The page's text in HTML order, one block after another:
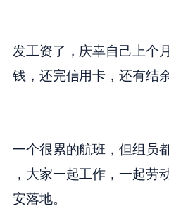
发工资了，庆幸自己上个
钱，还完信用卡，还有结余
一个很累的航班，但组员
，大家一起工作，一起劳
安落地。